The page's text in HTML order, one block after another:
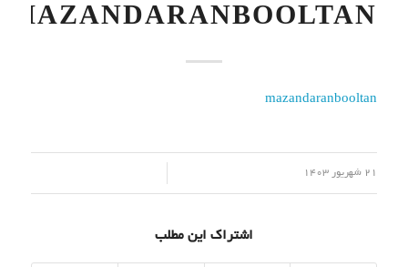
MAZANDARANBOOLTAN
mazandaranbooltan
21 شهریور 1403
اشتراک این مطلب